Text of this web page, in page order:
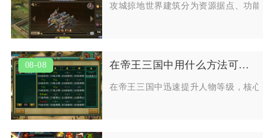
攻城掠地世界建筑分为资源据点、功能
08-08 在帝王三国中用什么方法可以迅速提升人物等级
在帝王三国中迅速提升人物等级，核心